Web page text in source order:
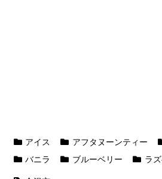
アイス アフタヌーンティー
バニラ
ブルーベリー ラ